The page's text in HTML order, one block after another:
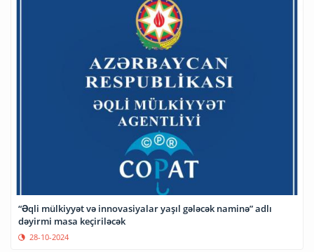
“Əqli mülkiyyət və innovasiyalar yaşıl gələcək naminə” adlı
dəyirmi masa keçiriləcək
28-10-2024